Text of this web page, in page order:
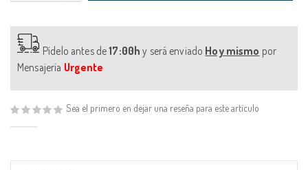
Pídelo antes de17:00h y será enviado Hoy mismo por
Mensajería Urgente
Sea el primero en dejar una reseña para este artículo